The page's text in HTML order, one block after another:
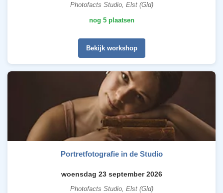
Photofacts Studio, Elst (Gld)
nog 5 plaatsen
Bekijk workshop
Portretfotografie in de Studio
woensdag 23 september 2026
Photofacts Studio, Elst (Gld)